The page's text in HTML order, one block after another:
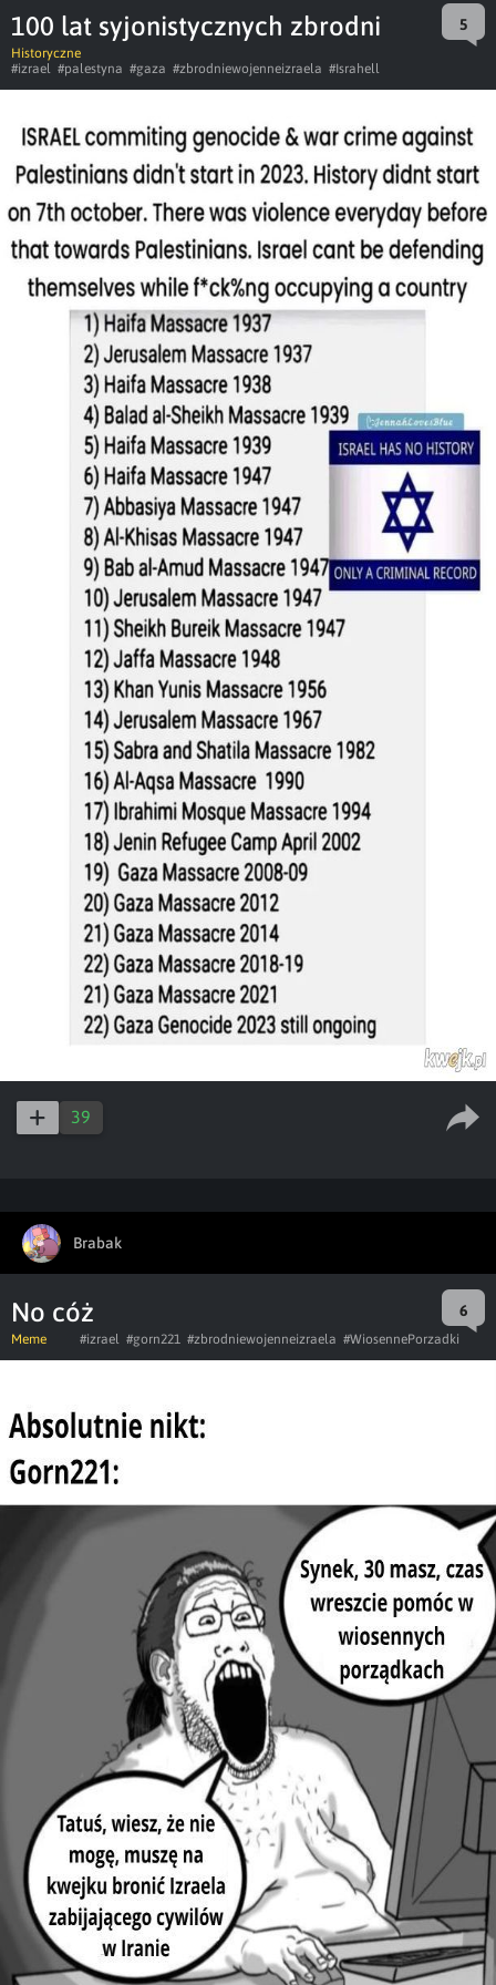
100 lat syjonistycznych zbrodni 5
Historyczne
#izrael #palestyna #gaza #zbrodniewojenneizraela #Israhell
39
Brabak
No cóż 6
Meme #izrael #gorn221 #zbrodniewojenneizraela #WiosennePorzadki